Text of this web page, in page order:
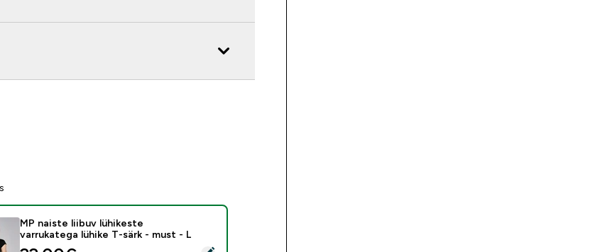
MP naiste liibuv lühikeste
varrukatega lühike T-särk - must - L